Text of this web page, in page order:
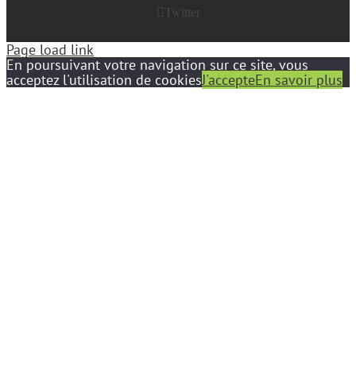
Twitter
Page load link
En poursuivant votre navigation sur ce site, vous
acceptez l'utilisation de cookiesJ'accepteEn savoir plus